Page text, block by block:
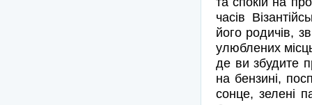
часів
його родичів,
улюблених
де ви збудите
на бензині,
сонце, зелені